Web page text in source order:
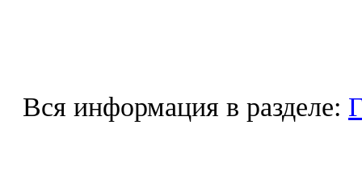
Вся информация в разделе: